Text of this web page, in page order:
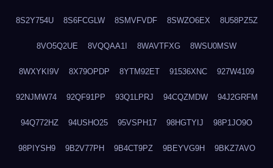
8S2Y754U 8S6FCGLW 8SMVFVDF 8SWZO6EX 8U58PZ5Z
8VO5Q2UE 8VQQAA1I 8WAVTFXG 8WSU0MSW
8WXYKI9V 8X79OPDP 8YTM92ET 91536XNC 927W4109
92NJMW74 92QF91PP 93Q1LPRJ 94CQZMDW 94J2GRFM
94Q772HZ 94USHO25 95VSPH17 98HGTYIJ 98P1JO9O
98PIYSH9 9B2V77PH 9B4CT9PZ 9BEYVG9H 9BKZ7AVO